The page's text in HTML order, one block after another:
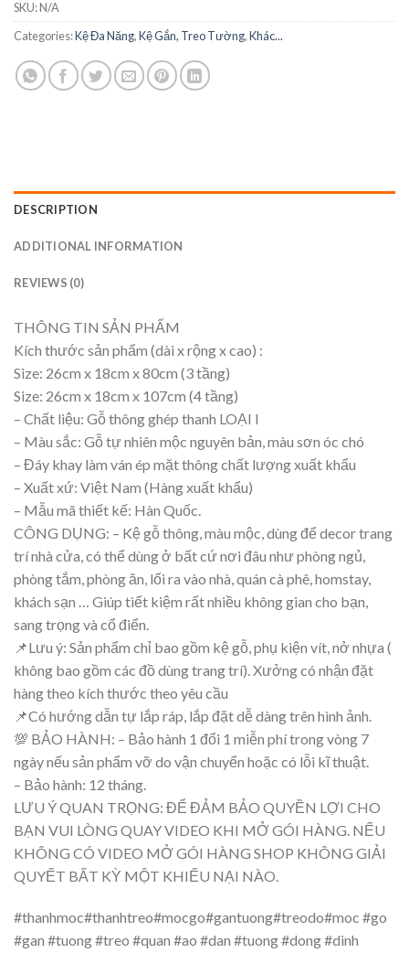
SKU:N/A
Categories:Kệ Đa Năng,Kệ Gắn, Treo Tường,Khác...
DESCRIPTION
ADDITIONAL INFORMATION
REVIEWS (0)
THÔNG TIN SẢN PHẨM
Kích thước sản phẩm (dài x rộng x cao) :
Size: 26cm x 18cm x 80cm (3 tầng)
Size: 26cm x 18cm x 107cm (4 tầng)
– Chất liệu: Gỗ thông ghép thanh LOẠI I
– Màu sắc: Gỗ tự nhiên mộc nguyên bản, màu sơn óc chó
– Đáy khay làm ván ép mặt thông chất lượng xuất khẩu
– Xuất xứ: Việt Nam (Hàng xuất khẩu)
– Mẫu mã thiết kế: Hàn Quốc.
CÔNG DỤNG: – Kệ gỗ thông, màu mộc, dùng để decor trang
trí nhà cửa, có thể dùng ở bất cứ nơi đâu như phòng ngủ,
phòng tắm, phòng ăn, lối ra vào nhà, quán cà phê, homstay,
khách sạn … Giúp tiết kiệm rất nhiều không gian cho bạn,
sang trọng và cổ điển.
📌Lưu ý: Sản phẩm chỉ bao gồm kệ gỗ, phụ kiện vít, nở nhựa (
không bao gồm các đồ dùng trang trí). Xưởng có nhận đặt
hàng theo kích thước theo yêu cầu
📌Có hướng dẫn tự lắp ráp, lắp đặt dễ dàng trên hình ảnh.
💯 BẢO HÀNH: – Bảo hành 1 đổi 1 miễn phí trong vòng 7
ngày nếu sản phẩm vỡ do vận chuyển hoặc có lỗi kĩ thuật.
– Bảo hành: 12 tháng.
LƯU Ý QUAN TRỌNG: ĐỂ ĐẢM BẢO QUYỀN LỢI CHO
BẠN VUI LÒNG QUAY VIDEO KHI MỞ GÓI HÀNG. NẾU
KHÔNG CÓ VIDEO MỞ GÓI HÀNG SHOP KHÔNG GIẢI
QUYẾT BẤT KỲ MỘT KHIẾU NẠI NÀO.
#thanhmoc#thanhtreo#mocgo#gantuong#treodo#moc #go
#gan #tuong #treo #quan #ao #dan #tuong #dong #dinh